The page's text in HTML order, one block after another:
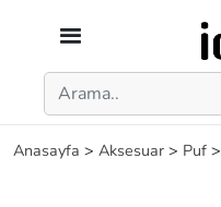
Anasayfa > Aksesuar > Puf >